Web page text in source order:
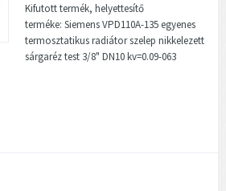
Kifutott termék, helyettesítő
terméke: Siemens VPD110A-135 egyenes
termosztatikus radiátor szelep nikkelezett
sárgaréz test 3/8" DN10 kv=0.09-063